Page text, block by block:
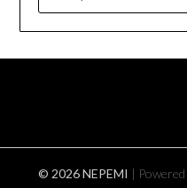
© 2026 NEPEMI |